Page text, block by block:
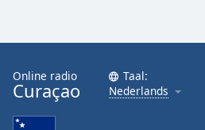
Online radio
Curaçao
Taal:
Nederlands